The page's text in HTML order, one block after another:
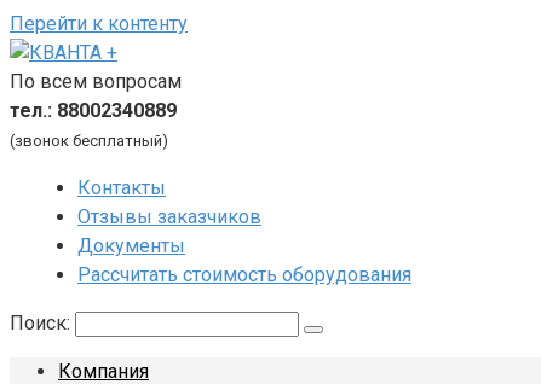
Перейти к контенту
По всем вопросам
тел.: 88002340889
(звонок бесплатный)
Контакты
Отзывы заказчиков
Документы
Рассчитать стоимость оборудования
Поиск:
Компания